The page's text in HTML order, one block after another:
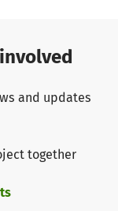
Herzensprojekts
Lächeln ins
aller Kinder
and updates
together